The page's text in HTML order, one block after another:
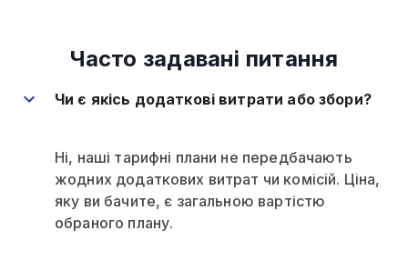
Часто задавані питання
Чи є якісь додаткові витрати або збори?
Ні, наші тарифні плани не передбачають
жодних додаткових витрат чи комісій. Ціна,
яку ви бачите, є загальною вартістю
обраного плану.